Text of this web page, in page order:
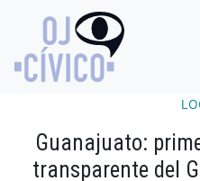
Guanajuato:
transparente del